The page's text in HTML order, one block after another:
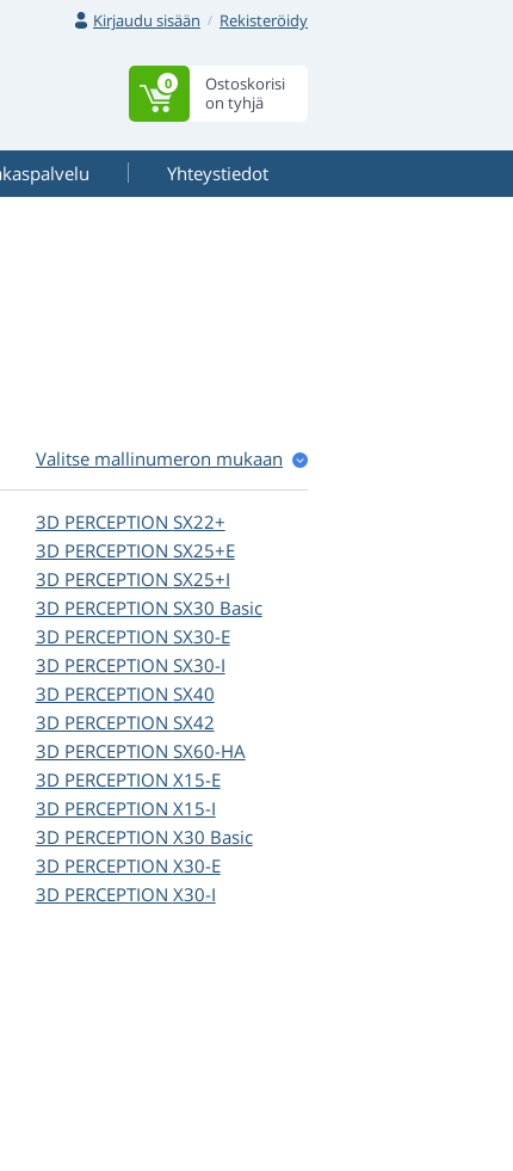
Kirjaudu sisään
Rekisteröidy
Ostoskorisi
on tyhjä
0
Yhteystiedot
Valitse mallinumeron mukaan
3D PERCEPTION SX22+
3D PERCEPTION SX25+E
3D PERCEPTION SX25+I
3D PERCEPTION SX30 Basic
3D PERCEPTION SX30-E
3D PERCEPTION SX30-I
3D PERCEPTION SX40
3D PERCEPTION SX42
3D PERCEPTION SX60-HA
3D PERCEPTION X15-E
3D PERCEPTION X15-I
3D PERCEPTION X30 Basic
3D PERCEPTION X30-E
3D PERCEPTION X30-I